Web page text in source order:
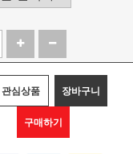
관심상품 장바구니
구매하기